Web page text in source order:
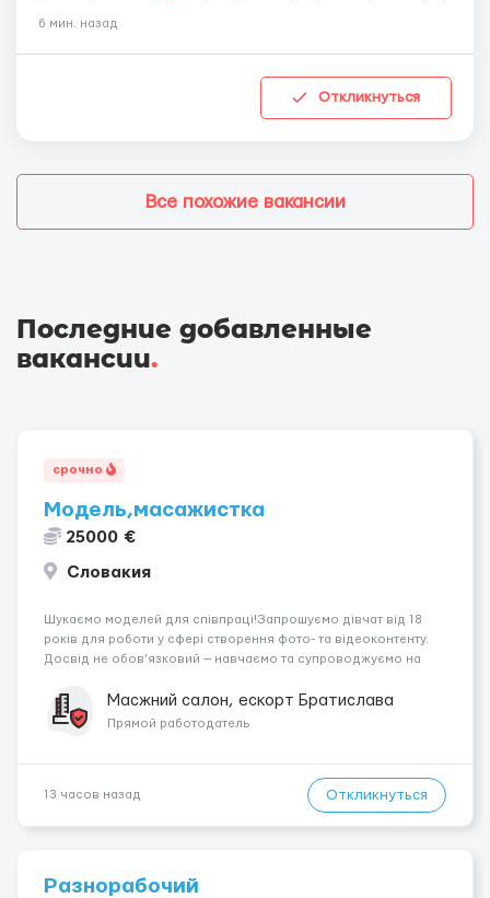
6 мин. назад
Откликнуться
Все похожие вакансии
Последние добавленные
вакансии.
срочно
Модель,масажистка
25000 €
Словакия
Шукаємо моделей для співпраці!Запрошуємо дівчат від 18
років для роботи у сфері створення фото- та відеоконтенту.
Досвід не обов’язковий — навчаємо та супроводжуємо на
конфіденційність і професійну підтримку. Працюємо офіційно,
поважаємо особ...
Масжний салон, ескорт Братислава
Прямой работодатель
13 часов назад Откликнуться
Разнорабочий